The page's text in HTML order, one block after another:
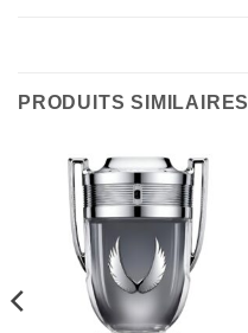
PRODUITS SIMILAIRES